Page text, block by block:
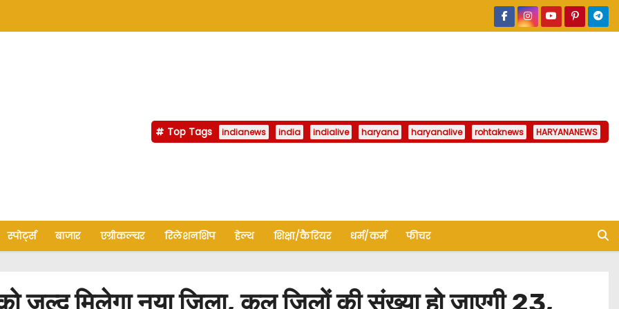
Top Tags indianews india indialive haryana haryanalive rohtaknews HARYANANEWS
स्पोर्ट्स बाजार एग्रीकल्चर रिलेशनशिप हेल्थ शिक्षा/कैरियर धर्म/कर्म फीचर